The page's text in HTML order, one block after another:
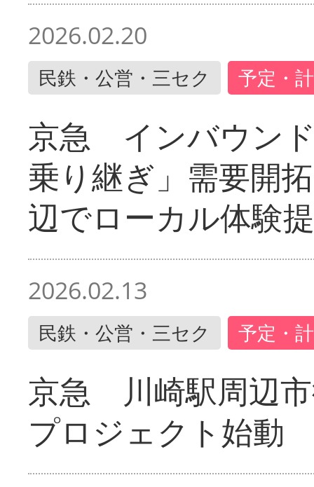
2026.02.20
民鉄・公営・三セク 予定・
京急 インバウン
乗り継ぎ」需要開
辺でローカル体験
2026.02.13
民鉄・公営・三セク 予定・
京急 川崎駅周辺
プロジェクト始動